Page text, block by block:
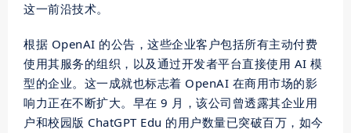
这一前沿技术。
根据 OpenAI 的公告，这些企业客户包括所有主动付费
使用其服务的组织，以及通过开发者平台直接使用 AI 模
型的企业。这一成就也标志着 OpenAI 在商用市场的影
响力正在不断扩大。早在 9 月，该公司曾透露其企业用
户和校园版 ChatGPT Edu 的用户数量已突破百万，如今